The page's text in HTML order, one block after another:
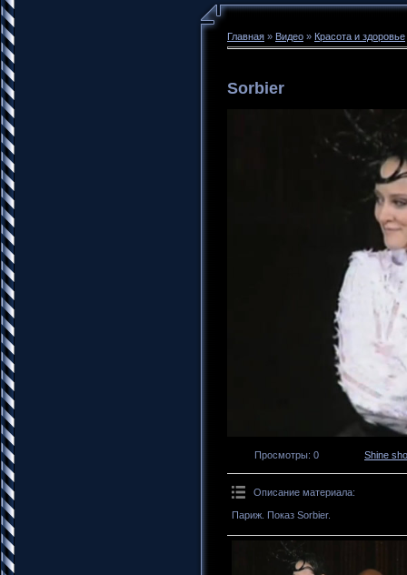
Главная » Видео » Красота и здоровье
Sorbier
Просмотры: 0 Shine
Описание материала:
Париж. Показ Sorbier.